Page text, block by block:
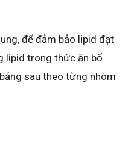
để đảm bảo lipid đạt
lipid trong thức ăn bổ
sau theo từng nhóm